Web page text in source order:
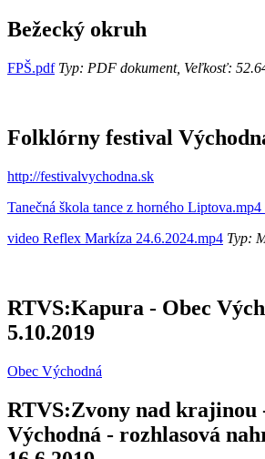
Bežecký okruh
FPŠ.pdfTyp: PDF dokument, Veľkosť:
Folklórny festival
http://festivalvychodna.sk
Tanečná škola tance z horného
video Reflex Markíza 24.6.2024.mp4 Typ:
RTVS:Kapura - Obec
5.10.2019
Obec Východná
RTVS:Zvony nad krajinou
Východná - rozhlasová